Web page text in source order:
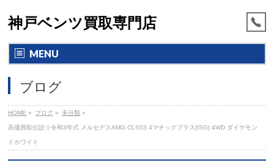
神戸ベンツ買取専門店
MENU
ブログ
HOME » ブログ » 未分類 »
高価買取伝説☆令和3年式 メルセデスAMG CLS53 4マチックプラス(ISG) 4WD ダイヤモン
ドホワイト